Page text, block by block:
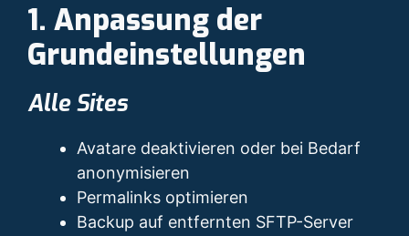
1. Anpassung der
Grundeinstellungen
Alle Sites
Avatare deaktivieren oder bei Bedarf
anonymisieren
Permalinks optimieren
Backup auf entfernten SFTP-Server